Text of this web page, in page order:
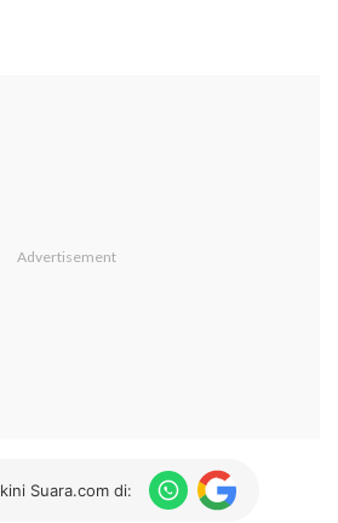
Suara.com di: